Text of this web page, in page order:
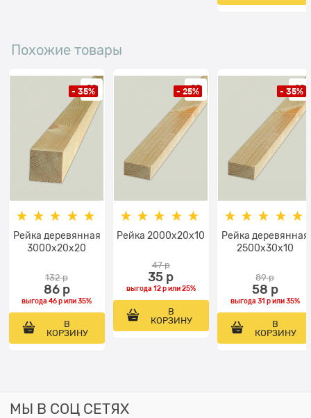
Похожие товары
- 35%
Рейка деревянная
3000x20x20
132 р
86 р
выгода46 рили35%
В
КОРЗИНУ
- 25%
Рейка 2000x20х10
47 р
35 р
выгода 12 рили25%
В
КОРЗИНУ
- 35%
Рейка деревянная
2500x30x10
89 р
58 р
выгода 31 рили35%
В
КОРЗИНУ
МЫ В СОЦ СЕТЯХ